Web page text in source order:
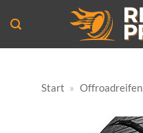
Inhalt
springen
Start » Offroadreifen